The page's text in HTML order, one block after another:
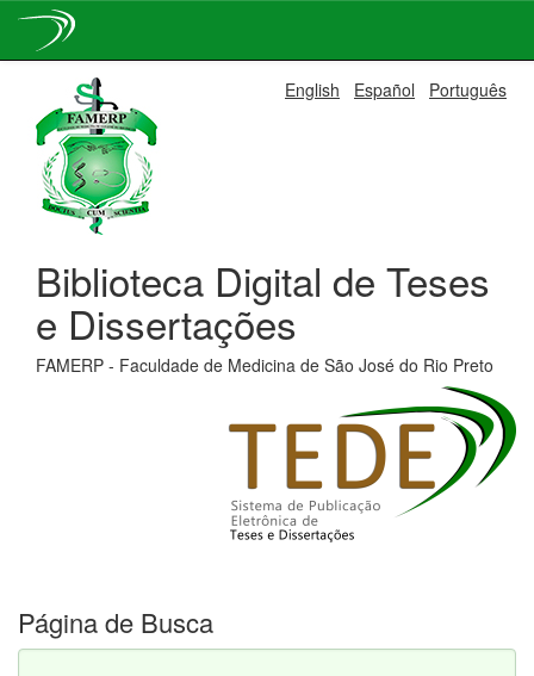
navigation
English Español Português
Biblioteca Digital de Teses
e Dissertações
FAMERP - Faculdade de Medicina de São José do Rio Preto
Página de Busca